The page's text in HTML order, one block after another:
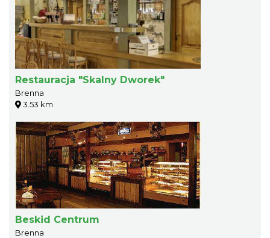
Restauracja "Skalny Dworek"
Brenna
3.53 km
Beskid Centrum
Brenna